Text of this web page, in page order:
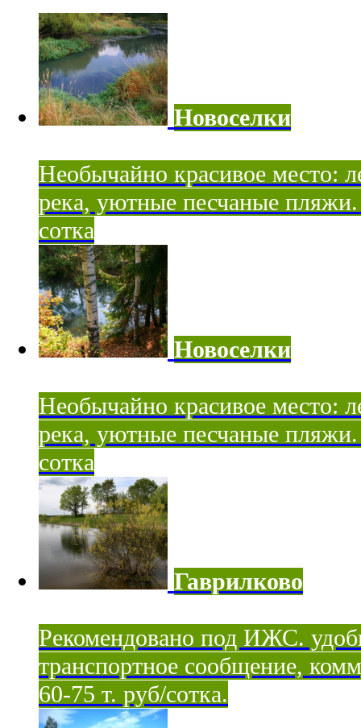
Новоселки
Необычайно красивое место:
река, уютные песчаные
сотка
Новоселки
Необычайно красивое место:
река, уютные песчаные
сотка
Гаврилково
Рекомендовано под ИЖС.
транспортное сообщение,
60-75 т. руб/сотка.